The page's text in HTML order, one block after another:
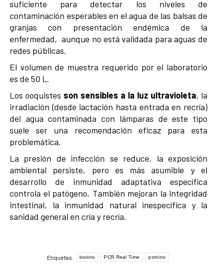
suficiente para detectar los niveles de
contaminación esperables en el agua de las balsas de
granjas con presentación endémica de la
enfermedad, aunque no está validada para aguas de
redes públicas.
El volumen de muestra requerido por el laboratorio
es de 50 L.
Los ooquistes son sensibles a la luz ultravioleta, la
irradiación (desde lactación hasta entrada en recría)
del agua contaminada con lámparas de este tipo
suele ser una recomendación eficaz para esta
problemática.
La presión de infección se reduce, la exposición
ambiental persiste, pero es más asumible y el
desarrollo de inmunidad adaptativa específica
controla el patógeno. También mejoran la integridad
intestinal, la inmunidad natural inespecífica y la
sanidad general en cría y recría.
Etiquetas: bovino PCR Real Time porcino